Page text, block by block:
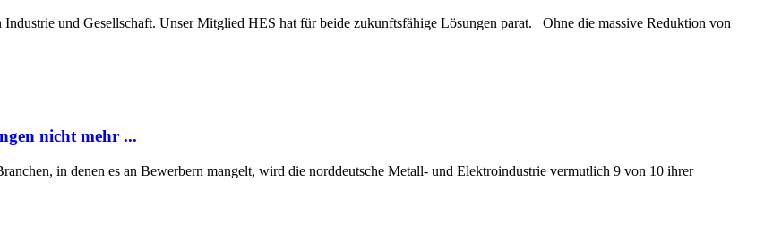
und Gesellschaft. Unser Mitglied HES hat für beide zukunftsfähige Lösungen parat. Ohne die massive Reduktion von
nicht mehr ...
in denen es an Bewerbern mangelt, wird die norddeutsche Metall- und Elektroindustrie vermutlich 9 von 10 ihrer